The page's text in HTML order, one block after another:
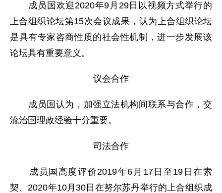
成员国欢迎2020年9月29日以视频方式举行的
上合组织论坛第15次会议成果，认为上合组织论坛
是具有专家咨商性质的社会性机制，进一步发展该
论坛具有重要意义。
议会合作
成员国认为，加强立法机构间联系与合作，交
流治国理政经验十分重要。
司法合作
成员国高度评价2019年6月17日至19日在索
契、2020年10月30日在努尔苏丹举行的上合组织成